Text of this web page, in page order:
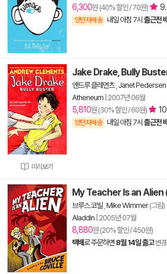
6,300원 (40% 할인 / 70원)
양탄자배송 내일 아침 7시 출근전
미리보기
Jake Drake, Bully
앤드루 클레먼츠, Janet Pedersen
Atheneum 2007년 06월
5,810원 (30% 할인 / 60원)
양탄자배송 내일 아침 7시 출근전
My Teacher Is an
브루스 코빌 Mike Wimmer(그림)
Aladdin 2005년 07월
8,880원 (20% 할인 / 450원)
택배로 주문하면 8월 14일 출고 변경